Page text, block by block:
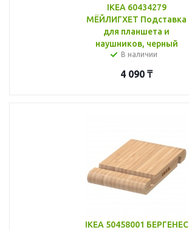
IKEA 60434279
МЁЙЛИГХЕТ Подставка
для планшета и
наушников, черный
В наличии
4 090 ₸
IKEA 50458001 БЕРГЕНЕС